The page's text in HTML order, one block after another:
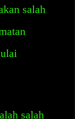
salah
salah